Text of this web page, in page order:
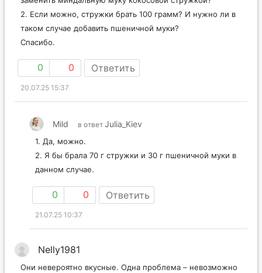
2. Если можно, стружки брать 100 грамм? И нужно ли в
таком случае добавить пшеничной муки?
Спасибо.
0 0 Ответить
20.07.25 15:37
Mild в ответ Julia_Kiev
1. Да, можно.
2. Я бы брала 70 г стружки и 30 г пшеничной муки в
данном случае.
0 0 Ответить
21.07.25 10:37
Nelly1981
Они невероятно вкусные. Одна проблема – невозможно